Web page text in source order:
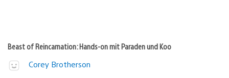
Beast of Reincarnation: Hands-on mit Paraden und Koo
Corey Brotherson